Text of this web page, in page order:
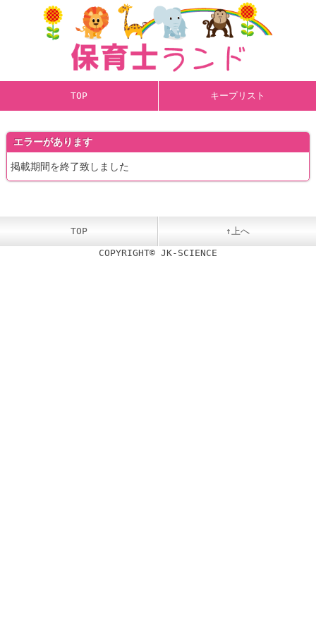
TOP キープリスト
エラーがあります
掲載期間を終了致しました
TOP ↑上へ
COPYRIGHT© JK-SCIENCE